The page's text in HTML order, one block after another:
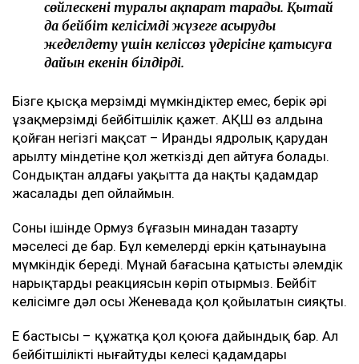
сөйлескені туралы ақпарат тарады. Қытай
да бейбіт келісімді жүзеге асыруды
жеделдету үшін келіссөз үдерісіне қатысуға
дайын екенін білдірді.
Бізге қысқа мерзімді мүмкіндіктер емес, берік әрі
ұзақмерзімді бейбітшілік қажет. АҚШ өз алдына
қойған негізгі мақсат – Иранды ядролық қарудан
арылту міндетіне қол жеткізді деп айтуға болады.
Сондықтан алдағы уақытта да нақты қадамдар
жасалады деп ойлаймын.
Соның ішінде Ормуз бұғазын минадан тазарту
мәселесі де бар. Бұл кемелердің еркін қатынауына
мүмкіндік береді. Мұнай бағасына қатысты әлемдік
нарықтардың реакциясын көріп отырмыз. Бейбіт
келісімге дәл осы Женевада қол қойылатын сияқты.
Ең бастысы – құжатқа қол қоюға дайындық бар. Ал
бейбітшілікті нығайтудың келесі қадамдары